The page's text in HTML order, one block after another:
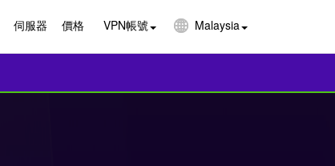
伺服器 價格 VPN帳號 Malaysia